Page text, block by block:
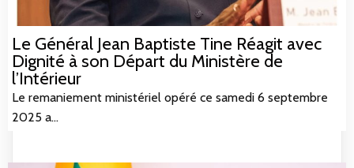
Le Général Jean Baptiste Tine Réagit avec
Dignité à son Départ du Ministère de
l’Intérieur
Le remaniement ministériel opéré ce samedi 6 septembre
2025 a…